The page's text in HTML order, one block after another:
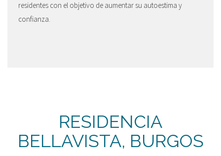
residentes con el objetivo de aumentar su autoestima y
confianza.
RESIDENCIA
BELLAVISTA, BURGOS